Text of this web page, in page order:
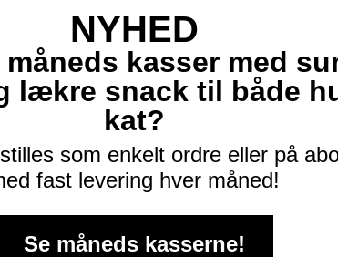
NYHED
måneds kasser med
lækre snack til både
kat?
som enkelt ordre eller på
fast levering hver måned!
Se måneds kasserne!